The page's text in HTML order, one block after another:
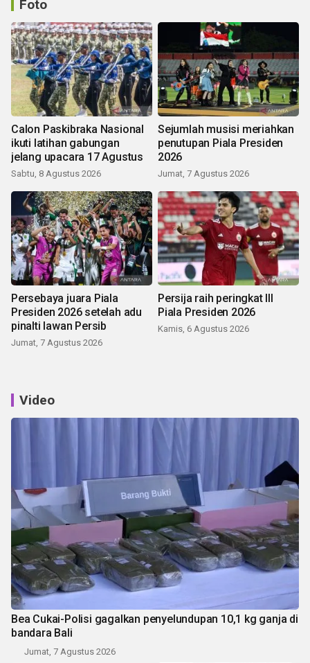
Foto
Calon Paskibraka Nasional
ikuti latihan gabungan
jelang upacara 17 Agustus
Sabtu, 8 Agustus 2026
Sejumlah musisi meriahkan
penutupan Piala Presiden
2026
Jumat, 7 Agustus 2026
Persebaya juara Piala
Presiden 2026 setelah adu
pinalti lawan Persib
Jumat, 7 Agustus 2026
Persija raih peringkat III
Piala Presiden 2026
Kamis, 6 Agustus 2026
Video
Bea Cukai-Polisi gagalkan penyelundupan 10,1 kg ganja di
bandara Bali
Jumat, 7 Agustus 2026